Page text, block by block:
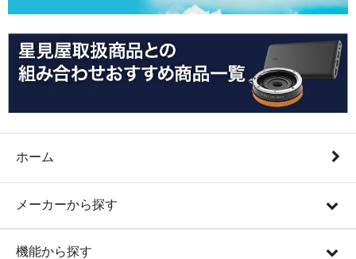
ホーム
メーカーから探す
機能から探す